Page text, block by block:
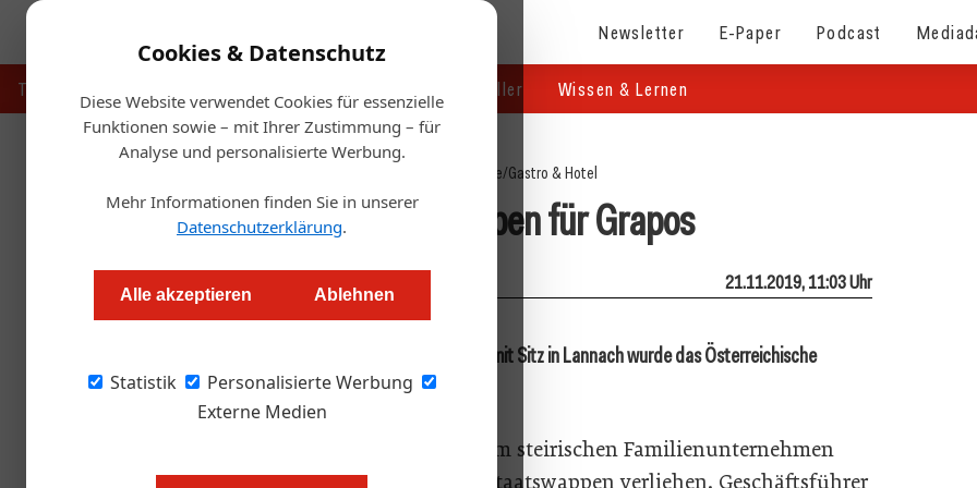
Cookies & Datenschutz
Diese Website verwendet Cookies für essenzielle
Funktionen sowie – mit Ihrer Zustimmung – für
Analyse und personalisierte Werbung.
Mehr Informationen finden Sie in unserer
Datenschutzerklärung.
Alle akzeptieren Ablehnen
Statistik
Personalisierte Werbung
Externe Medien
Newsletter E-Paper Podcast
Touristik Handel & Hersteller Wissen & Lernen
Startseite/Gastro & Hotel
Staatswappen für Grapos
Redaktion 21.11.2019, 11:03 Uhr
Dem steirischen Familienunternehmen Grapos mit Sitz in Lannach wurde das Österreichische
Staatswappen verliehen.
Am 12. November war es soweit: Dem steirischen Familienunternehmen
Grapos wurde das Österreichische Staatswappen verliehen. Geschäftsführer